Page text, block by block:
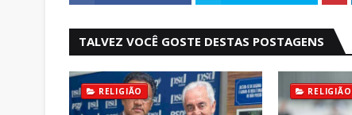
TALVEZ VOCÊ GOSTE DESTAS POSTAGENS
RELIGIÃO RELIGIÃO